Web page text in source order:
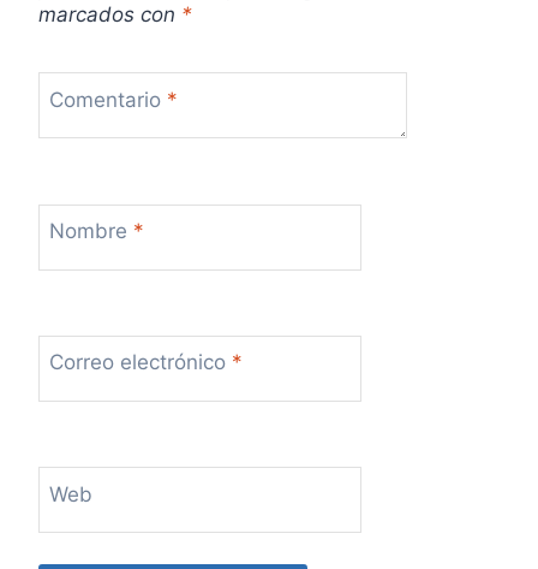
marcados con *
Comentario *
Nombre *
Correo electrónico *
Web